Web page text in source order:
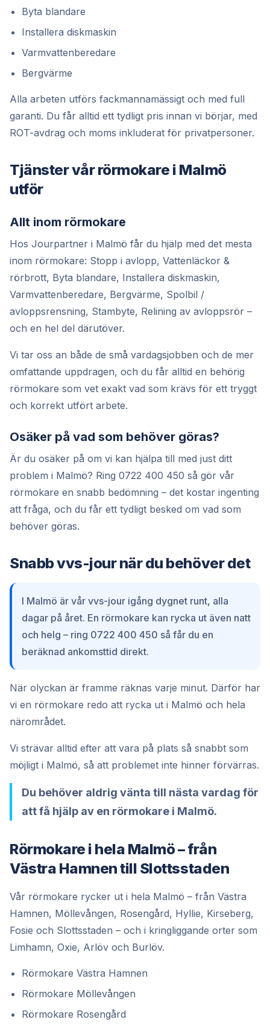
Byta blandare
Installera diskmaskin
Varmvattenberedare
Bergvärme
Alla arbeten utförs fackmannamässigt och med full
garanti. Du får alltid ett tydligt pris innan vi börjar, med
ROT-avdrag och moms inkluderat för privatpersoner.
Tjänster vår rörmokare i Malmö
utför
Allt inom rörmokare
Hos Jourpartner i Malmö får du hjälp med det mesta
inom rörmokare: Stopp i avlopp, Vattenläckor &
rörbrott, Byta blandare, Installera diskmaskin,
Varmvattenberedare, Bergvärme, Spolbil /
avloppsrensning, Stambyte, Relining av avloppsrör –
och en hel del därutöver.
Vi tar oss an både de små vardagsjobben och de mer
omfattande uppdragen, och du får alltid en behörig
rörmokare som vet exakt vad som krävs för ett tryggt
och korrekt utfört arbete.
Osäker på vad som behöver göras?
Är du osäker på om vi kan hjälpa till med just ditt
problem i Malmö? Ring 0722 400 450 så gör vår
rörmokare en snabb bedömning – det kostar ingenting
att fråga, och du får ett tydligt besked om vad som
behöver göras.
Snabb vvs-jour när du behöver det
I Malmö är vår vvs-jour igång dygnet runt, alla
dagar på året. En rörmokare kan rycka ut även natt
och helg – ring 0722 400 450 så får du en
beräknad ankomsttid direkt.
När olyckan är framme räknas varje minut. Därför har
vi en rörmokare redo att rycka ut i Malmö och hela
närområdet.
Vi strävar alltid efter att vara på plats så snabbt som
möjligt i Malmö, så att problemet inte hinner förvärras.
Du behöver aldrig vänta till nästa vardag för
att få hjälp av en rörmokare i Malmö.
Rörmokare i hela Malmö – från
Västra Hamnen till Slottsstaden
Vår rörmokare rycker ut i hela Malmö – från Västra
Hamnen, Möllevången, Rosengård, Hyllie, Kirseberg,
Fosie och Slottsstaden – och i kringliggande orter som
Limhamn, Oxie, Arlöv och Burlöv.
Rörmokare Västra Hamnen
Rörmokare Möllevången
Rörmokare Rosengård